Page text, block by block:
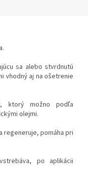
sa alebo stvrdnutú
vhodný aj na ošetrenie
ktorý možno podľa
olejmi.
regeneruje, pomáha pri
po aplikácii